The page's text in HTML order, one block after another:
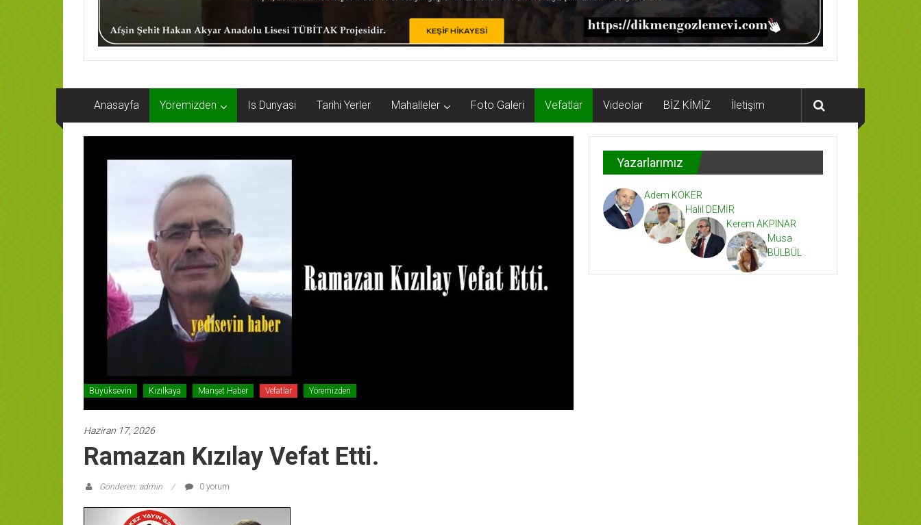
Anasayfa Yöremizden Is Dunyasi Tarihi Yerler Mahalleler Foto Galeri Vefatlar Videolar BİZ KİMİZ İletişim
Büyüksevin Kızılkaya Manşet Haber Vefatlar Yöremizden
Haziran 17, 2026
Ramazan Kızılay Vefat Etti.
Gönderen: admin 0 yorum
Yazarlarımız
Adem KÖKER
Halil DEMİR
Kerem AKPINAR
Musa
BÜLBÜL